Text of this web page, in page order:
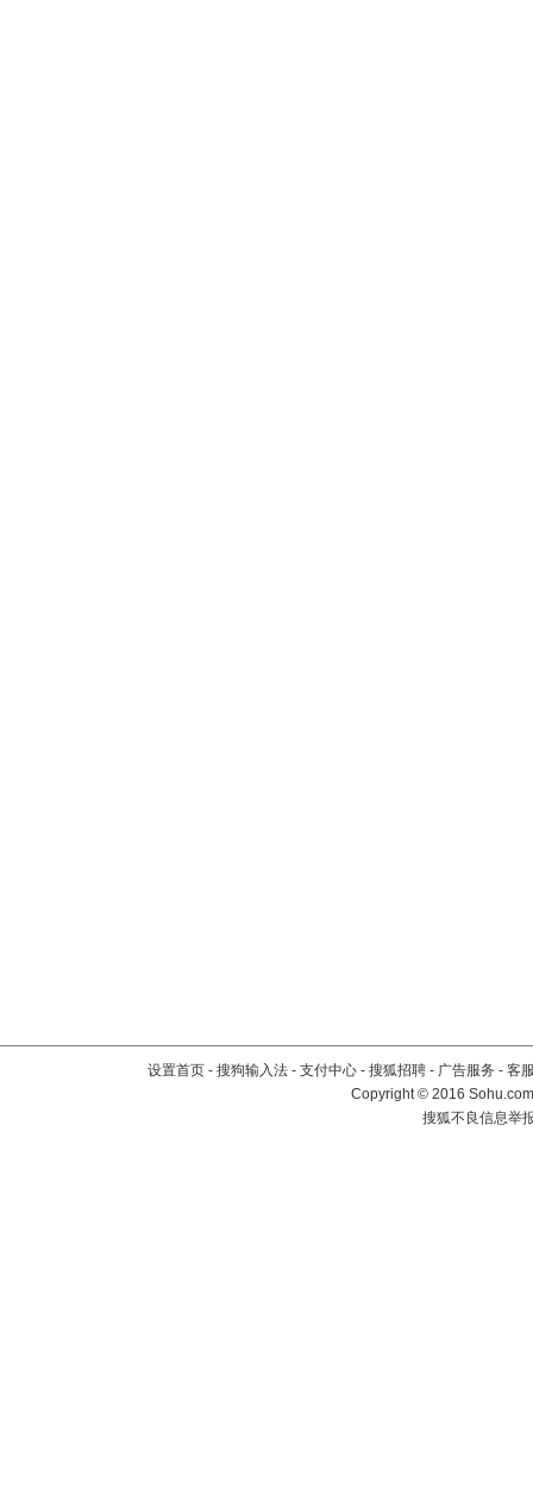
设置首页 - 搜狗输入法 - 支付中心 - 搜狐招聘 - 广告服务 - 客
Copyright©2016
搜狐不良信息举